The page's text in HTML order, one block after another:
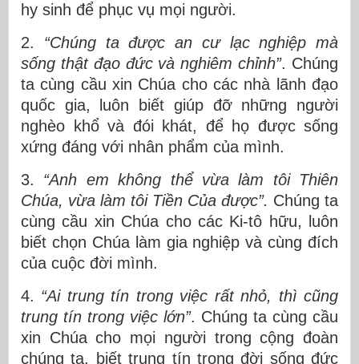
hy sinh để phục vụ mọi người.
2. “Chúng ta được an cư lạc nghiệp mà
sống thật đạo đức và nghiêm chỉnh”. Chúng
ta cùng cầu xin Chúa cho các nhà lãnh đạo
quốc gia, luôn biết giúp đỡ những người
nghèo khổ và đói khát, để họ được sống
xứng đáng với nhân phẩm của mình.
3. “Anh em không thể vừa làm tôi Thiên
Chúa, vừa làm tôi Tiền Của được”. Chúng ta
cùng cầu xin Chúa cho các Ki-tô hữu, luôn
biết chọn Chúa làm gia nghiệp và cùng đích
của cuộc đời mình.
4. “Ai trung tín trong việc rất nhỏ, thì cũng
trung tín trong việc lớn”. Chúng ta cùng cầu
xin Chúa cho mọi người trong cộng đoàn
chúng ta, biết trung tín trong đời sống đức